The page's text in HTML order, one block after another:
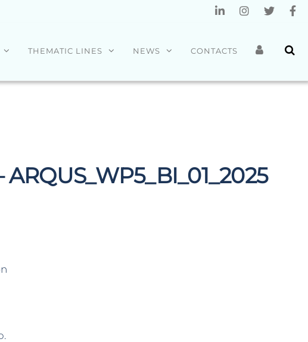
THEMATIC LINES NEWS CONTACTS